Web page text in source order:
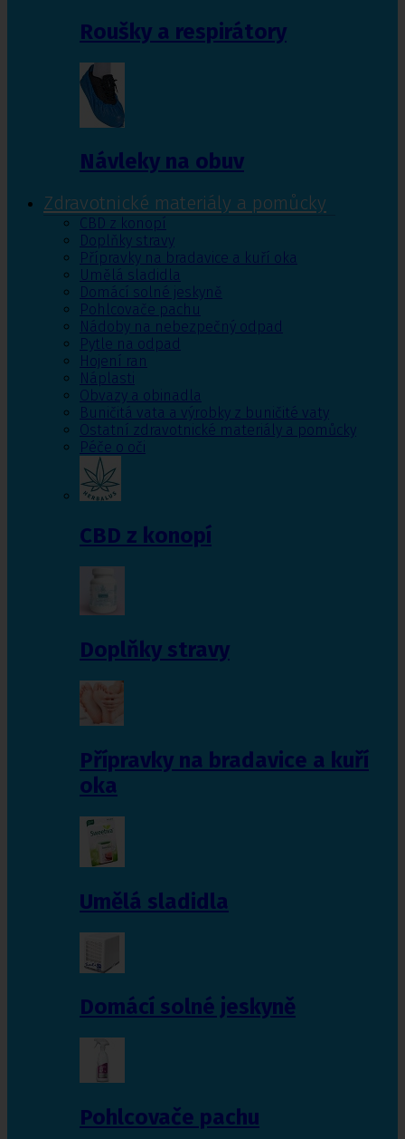
Roušky a respirátory
Návleky na obuv
Zdravotnické materiály a pomůcky
CBD z konopí
Doplňky stravy
Přípravky na bradavice a kuří oka
Umělá sladidla
Domácí solné jeskyně
Pohlcovače pachu
Nádoby na nebezpečný odpad
Pytle na odpad
Hojení ran
Náplasti
Obvazy a obinadla
Buničitá vata a výrobky z buničité vaty
Ostatní zdravotnické materiály a pomůcky
Péče o oči
CBD z konopí
Doplňky stravy
Přípravky na bradavice a kuří
oka
Umělá sladidla
Domácí solné jeskyně
Pohlcovače pachu